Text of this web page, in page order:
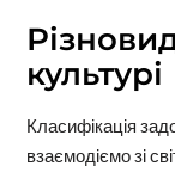
культурі
Класифікація
взаємодіємо зі